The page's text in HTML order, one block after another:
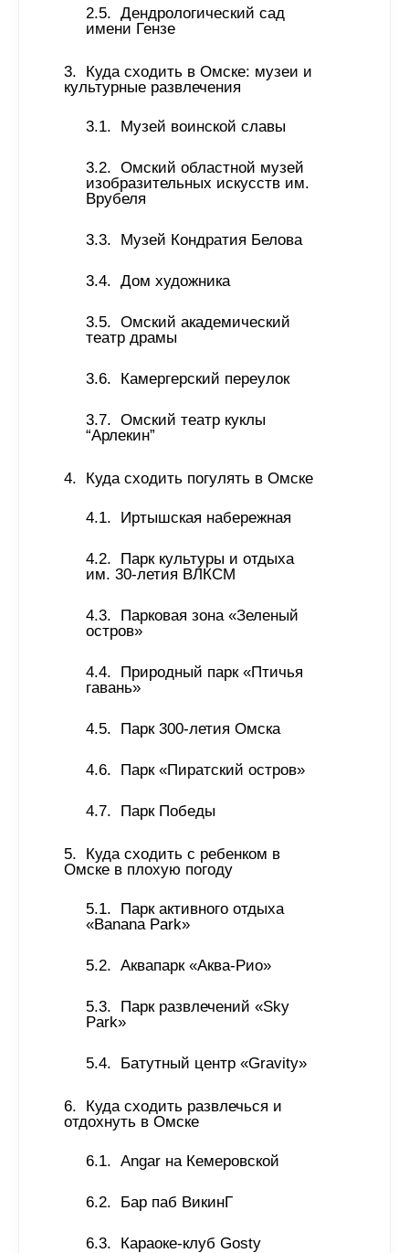
Дендрологический сад
имени Гензе
Куда сходить в Омске: музеи и
культурные развлечения
Музей воинской славы
Омский областной музей
изобразительных искусств им.
Врубеля
Музей Кондратия Белова
Дом художника
Омский академический
театр драмы
Камергерский переулок
Омский театр куклы
“Арлекин”
Куда сходить погулять в Омске
Иртышская набережная
Парк культуры и отдыха
им. 30-летия ВЛКСМ
Парковая зона «Зеленый
остров»
Природный парк «Птичья
гавань»
Парк 300-летия Омска
Парк «Пиратский остров»
Парк Победы
Куда сходить с ребенком в
Омске в плохую погоду
Парк активного отдыха
«Banana Park»
Аквапарк «Аква-Рио»
Парк развлечений «Sky
Park»
Батутный центр «Gravity»
Куда сходить развлечься и
отдохнуть в Омске
Angar на Кемеровской
Бар паб ВикинГ
Караоке-клуб Gosty